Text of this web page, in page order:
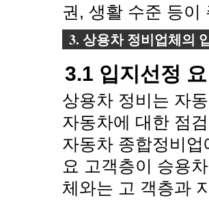
권, 생활 수준 등이
3. 상용차 정비업체의
3.1 입지선정
상용차 정비는 자
자동차에 대한 점
자동차 종합정비
요 고객층이 승용
체와는 고 객층과